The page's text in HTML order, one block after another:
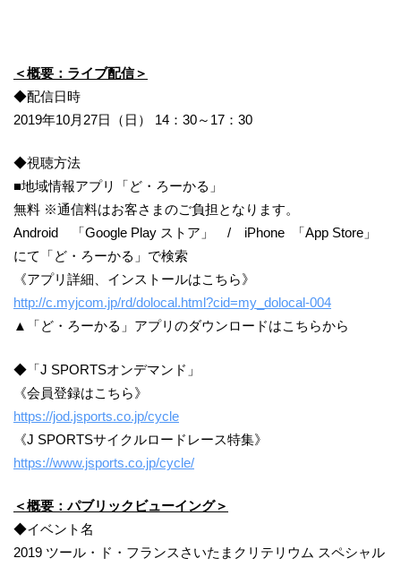
＜概要：ライブ配信＞
◆配信日時
2019年10月27日（日） 14：30～17：30
◆視聴方法
■地域情報アプリ「ど・ろーかる」
無料 ※通信料はお客さまのご負担となります。
Android 「Google Play ストア」 / iPhone 「App Store」
にて「ど・ろーかる」で検索
《アプリ詳細、インストールはこちら》
http://c.myjcom.jp/rd/dolocal.html?cid=my_dolocal-004
▲「ど・ろーかる」アプリのダウンロードはこちらから
◆「J SPORTSオンデマンド」
《会員登録はこちら》
https://jod.jsports.co.jp/cycle
《J SPORTSサイクルロードレース特集》
https://www.jsports.co.jp/cycle/
＜概要：パブリックビューイング＞
◆イベント名
2019 ツール・ド・フランスさいたまクリテリウム スペシャル